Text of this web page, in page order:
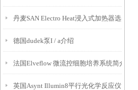
丹麦SAN Electro Heat浸入式加热器选购指南
德国dudek泵I / a介绍
法国Elveflow 微流控细胞培养系统简介
英国Asynt Illumin8平行光化学反应仪简介